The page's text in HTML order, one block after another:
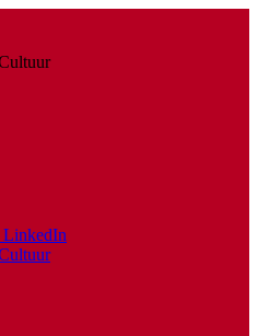
LinkedIn